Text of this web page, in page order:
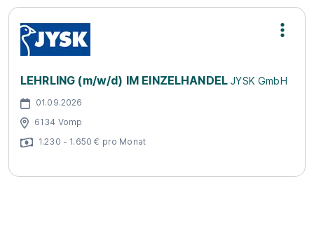
LEHRLING (m/w/d) IM EINZELHANDELJYSK GmbH
01.09.2026
6134 Vomp
1.230 - 1.650 € pro Monat